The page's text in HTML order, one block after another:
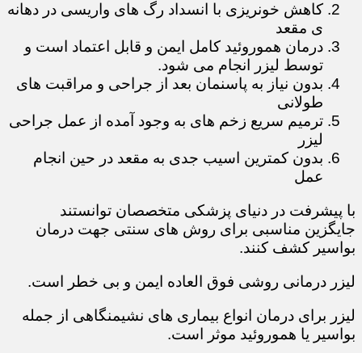
کاهش خونریزی با انسداد رگ های واریسی در دهانه
ی مقعد
درمان هموروئید کامل ایمن و قابل اعتماد است و
توسط لیزر انجام می شود.
بدون نیاز به پاسنمان بعد از جراحی و مراقبت های
طولانی
ترمیم سریع زخم های به وجود آمده از عمل جراحی
لیزر
بدون کمترین اسیب جدی به مقعد در حین انجام
عمل
با پیشرفت در دنیای پزشکی متخصصان توانستند
جایگزین مناسبی برای روش های سنتی جهت درمان
بواسیر کشف کنند.
لیزر درمانی روشی فوق العاده ایمن و بی خطر است.
لیزر برای درمان انواع بیماری های نشیمنگاهی از جمله
بواسیر یا هموروئید موثر است.